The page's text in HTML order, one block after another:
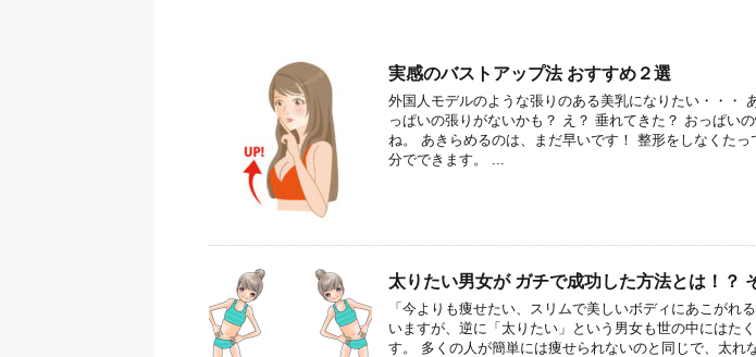
実感のバストアップ法 おすすめ２選
外国人モデルのような張りのある美乳になりたい・・・
っぱいの張りがないかも？ え？ 垂れてきた？ おっぱい
ね。 あきらめるのは、まだ早いです！ 整形をしなくたっ
分でできます。 ...
太りたい男女が ガチで成功した方法とは！？
「今よりも痩せたい、スリムで美しいボディにあこがれ
いますが、逆に「太りたい」という男女も世の中にはた
す。 多くの人が簡単には痩せられないのと同じで、太れ